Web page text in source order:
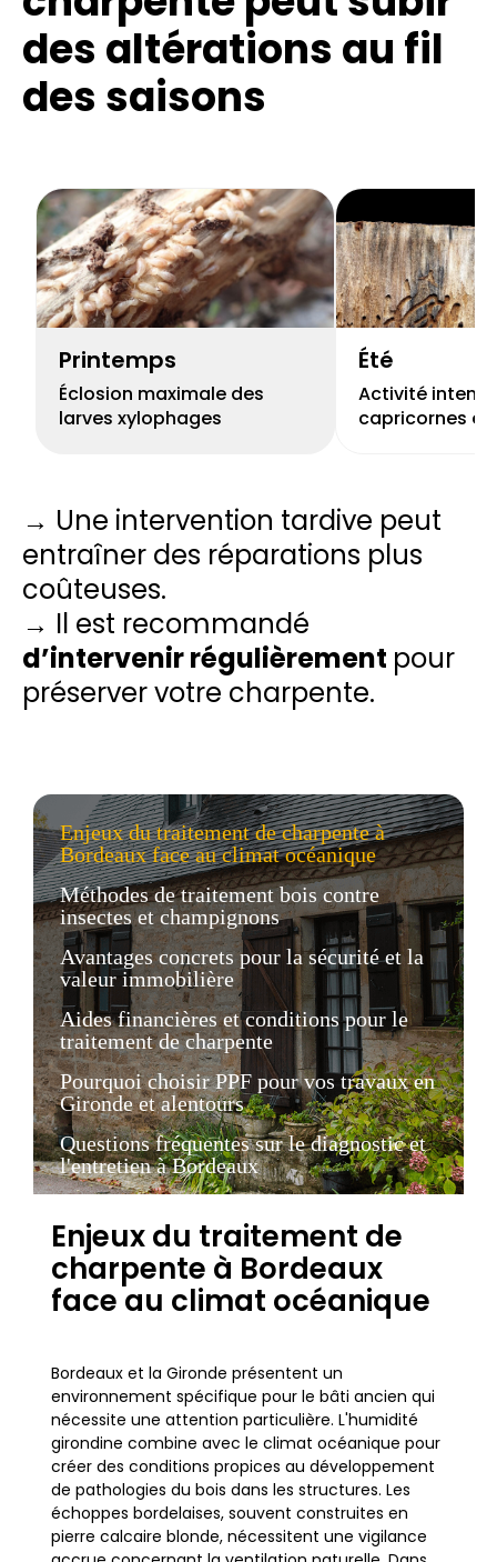
des altérations au fil
des saisons
Printemps
Éclosion maximale des
larves xylophages
Été
Activité
capricornes et
→ Une intervention tardive peut
entraîner des réparations plus
coûteuses.
→ Il est recommandé
d’intervenir régulièrement pour
préserver votre charpente.
Enjeux du traitement de charpente à
Bordeaux face au climat océanique
Méthodes de traitement bois contre
insectes et champignons
Avantages concrets pour la sécurité et la
valeur immobilière
Aides financières et conditions pour le
traitement de charpente
Pourquoi choisir PPF pour vos travaux en
Gironde et alentours
Questions fréquentes sur le diagnostic et
l'entretien à Bordeaux
Enjeux du traitement de
charpente à Bordeaux
face au climat océanique
Bordeaux et la Gironde présentent un
environnement spécifique pour le bâti ancien qui
nécessite une attention particulière. L'humidité
girondine combine avec le climat océanique pour
créer des conditions propices au développement
de pathologies du bois dans les structures. Les
échoppes bordelaises, souvent construites en
pierre calcaire blonde, nécessitent une vigilance